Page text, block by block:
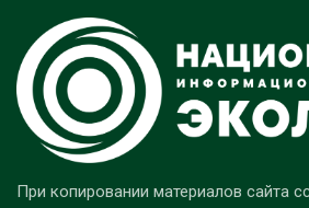
При копировании материалов сайта